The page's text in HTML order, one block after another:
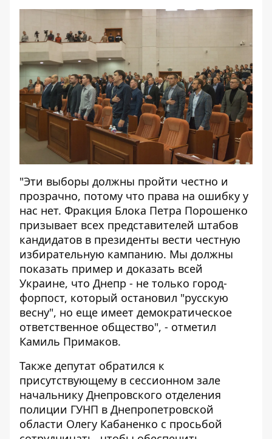
"Эти выборы должны пройти честно и
прозрачно, потому что права на ошибку у
нас нет. Фракция Блока Петра Порошенко
призывает всех представителей штабов
кандидатов в президенты вести честную
избирательную кампанию. Мы должны
показать пример и доказать всей
Украине, что Днепр - не только город-
форпост, который остановил "русскую
весну", но еще имеет демократическое
ответственное общество", - отметил
Камиль Примаков.
Также депутат обратился к
присутствующему в сессионном зале
начальнику Днепровского отделения
полиции ГУНП в Днепропетровской
области Олегу Кабаненко с просьбой